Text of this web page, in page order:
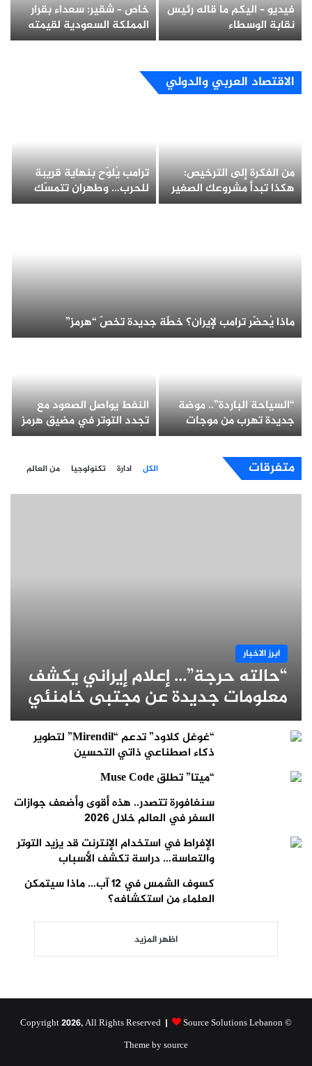
فيديو – اليكم ما قاله رئيس
نقابة الوسطاء
والاستشاريين العقاريين
القطاع العقاري
خاص – شقير: سعداء بقرار
المملكة السعودية لقيمته
الاقتصادية والمعنوية
الاقتصاد العربي والدولي
ماذا يُحضّر ترامب لإيران؟ خطّة جديدة تخصّ “هرمز”
من الفكرة إلى الترخيص:
هكذا تبدأ مشروعك الصغير
في الإمارات!
ترامب يُلوّح بنهاية قريبة
للحرب… وطهران تتمسّك
بمفاتيح هرمز
“السياحة الباردة”.. موضة
جديدة تهرب من موجات
الحر
النفط يواصل الصعود مع
تجدد التوتر في مضيق هرمز
متفرقات الكل ادارة تكنولوجيا من العالم
ابرز الاخبار
“حالته حرجة”… إعلام إيراني يكشف
معلومات جديدة عن مجتبى خامنئي
“غوغل كلاود” تدعم “Mirendil” لتطوير
ذكاء اصطناعي ذاتي التحسين
“ميتا” تطلق Muse Code
سنغافورة تتصدر.. هذه أقوى وأضعف جوازات
السفر في العالم خلال 2026
الإفراط في استخدام الإنترنت قد يزيد التوتر
والتعاسة… دراسة تكشف الأسباب
كسوف الشمس في 12 آب… ماذا سيتمكن
العلماء من استكشافه؟
اظهر المزيد
© Copyright 2026, All Rights Reserved |
Source Solutions Lebanon
Theme by source